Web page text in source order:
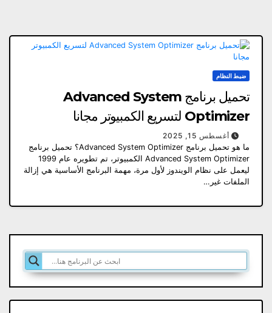
ضبط النظام
تحميل برنامج Advanced System
Optimizer لتسريع الكمبيوتر مجانا
أغسطس 15, 2025
ما هو تحميل برنامج Advanced System Optimizer؟ تحميل برنامج
Advanced System Optimizer الكمبيوتر، تم تطويره عام 1999
ليعمل على نظام الويندوز لأول مرة، مهمة البرنامج الأساسية هي إزالة
الملفات غير…